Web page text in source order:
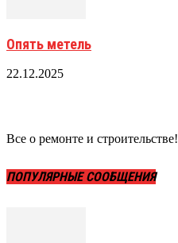
Опять метель
22.12.2025
Все о ремонте и строительстве!
ПОПУЛЯРНЫЕ СООБЩЕНИЯ